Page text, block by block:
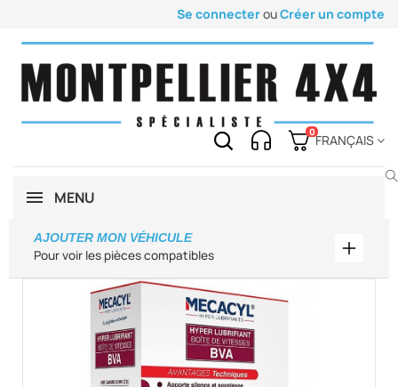
Se connecterouCréer un compte
0
FRANÇAIS
MENU
Pour voir les pièces compatibles
AJOUTER MON VÉHICULE